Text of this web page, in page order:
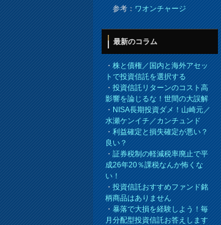
参考：ワオンチャージ
最新のコラム
・株と債権／国内と海外アセッ
トで投資信託を選択する
・投資信託リターンのコスト高
影響を論じるな！世間の大誤解
・NISA長期投資ダメ！山崎元／
水瀬ケンイチ／カンチュンド
・利益確定と損失確定が悪い？
良い？
・証券税制の軽減税率廃止で平
成26年20％課税なんか怖くな
い！
・投資信託おすすめファンド銘
柄商品はありません
・暴落で大損を経験しよう！毎
月分配型投資信託お答えします